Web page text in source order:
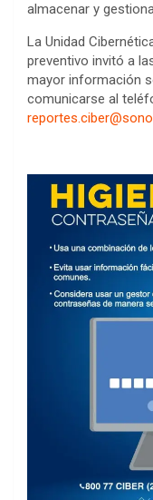
almacenar y
La Unidad
preventivo invitó a
mayor información
comunicarse al